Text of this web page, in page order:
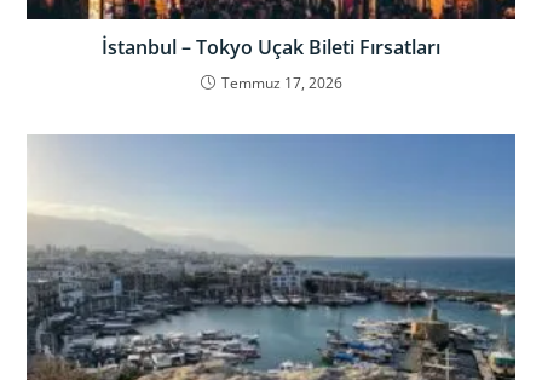
İstanbul – Tokyo Uçak Bileti Fırsatları
Temmuz 17, 2026